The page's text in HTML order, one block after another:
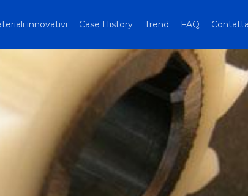
innovativi Case History Trend FAQ